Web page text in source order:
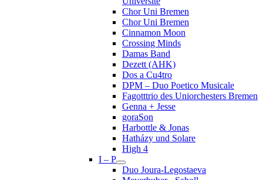
Chor Uni Bremen
Chor Uni Bremen
Cinnamon Moon
Crossing Minds
Damas Band
Dezett (AHK)
Dos a Cu4tro
DPM – Duo Poetico Musicale
Fagotttrio des Uniorchesters Bremen
Genna + Jesse
goraSon
Harbottle & Jonas
Hatházy und Solare
High 4
I – P
Duo Joura-Legostaeva